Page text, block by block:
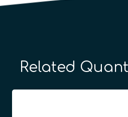
Related